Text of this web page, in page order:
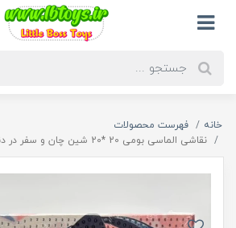
خانه
فهرست محصولات
نقاشی الماسی بومی 20 *20 شین چان و سفر در دنیای آهنگها